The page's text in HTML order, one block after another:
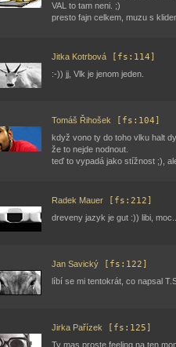
VAL to tam neni. ;)
presto fajn celkem, muzu s
Jitka Kotrbová [fs:114]
:-)) jj, Vlk je jenom jeden.
Tomáš Řihošek [fs:104]
když vono ty do toho vlku halt
že to nejde nodnout.
teď to vypadá jako stížnost ;),
Radek Mauer [fs:212]
dreveny jazyk je gut :)) libi,
Jan Savický [fs:122]
líbí se mi tentokrát, co napsal
Jirka Pařízek [fs:125]
Ty mas proste feeling na ten